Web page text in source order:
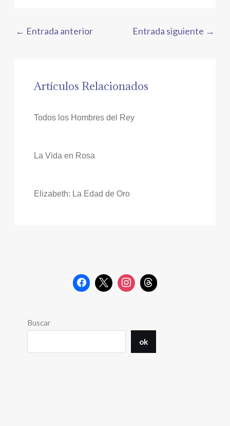
← Entrada anterior Entrada siguiente →
Artículos Relacionados
Todos los Hombres del Rey
La Vida en Rosa
Elizabeth: La Edad de Oro
Buscar
ok